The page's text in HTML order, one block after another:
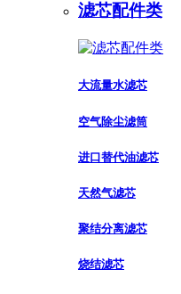
滤芯配件类
大流量水滤芯
空气除尘滤筒
进口替代油滤芯
天然气滤芯
聚结分离滤芯
烧结滤芯